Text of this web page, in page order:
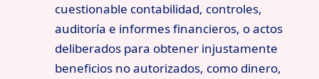
cuestionable contabilidad, controles,
auditoría e informes financieros, o actos
deliberados para obtener injustamente
beneficios no autorizados, como dinero,